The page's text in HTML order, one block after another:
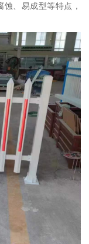
、易成型等特点，